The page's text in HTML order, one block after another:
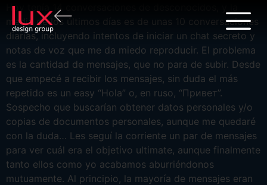
Hoy tenía 14 conversaciones de desconocidos, y la
media de los últimos días es de unas 10 conversaciones
diarias, incluyendo intentos de iniciar un chat secreto y
notas de voz que me da miedo reproducir. El problema
es la cantidad de mensajes, que no para de subir. Desde
que empecé a recibir los mensajes, sin duda el más
repetido es un easy “Hola” o, en ruso, “Привет”.
Sospecho que buscarían obtener datos personales y/o
copias de documentos personales, aunque me quedaré
con la duda… Les seguí la corriente un par de mensajes
para ver cuál era el objetivo ultimate, aunque finalmente
tanto ellos como yo acabamos aburriéndonos
mutuamente. Al principio, la mayoría de mensajes eran